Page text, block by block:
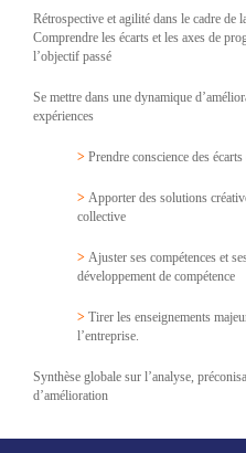
Rétrospective et agilité dans le cadre de
Comprendre les écarts et les axes de
l’objectif passé
Se mettre dans une dynamique
expériences
> Prendre conscience des
> Apporter des solutions
collective
> Ajuster ses compétences et
développement de compétence
> Tirer les enseignements
l’entreprise.
Synthèse globale sur l’analyse,
d’amélioration